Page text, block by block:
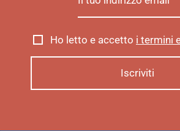
Ho letto e accetto i termini